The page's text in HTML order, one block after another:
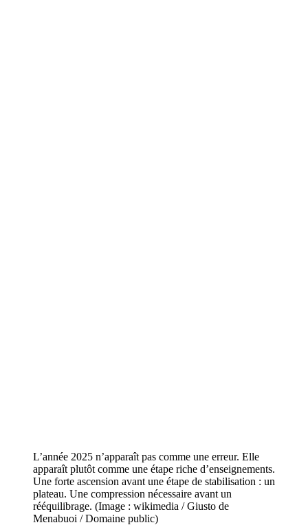
L’année 2025 n’apparaît pas comme une erreur. Elle
apparaît plutôt comme une étape riche d’enseignements.
Une forte ascension avant une étape de stabilisation : un
plateau. Une compression nécessaire avant un
rééquilibrage. (Image : wikimedia / Giusto de
Menabuoi / Domaine public)